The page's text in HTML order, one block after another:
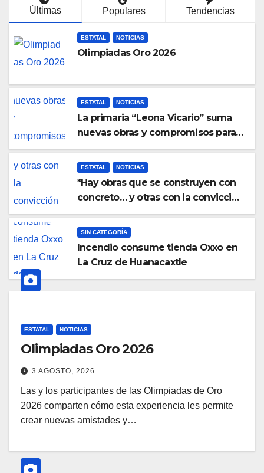
Últimas Populares Tendencias
ESTATAL NOTICIAS
Olimpiadas Oro 2026
ESTATAL NOTICIAS
La primaria “Leona Vicario” suma
nuevas obras y compromisos para
fortalecer su infraestructura
ESTATAL NOTICIAS
*Hay obras que se construyen con
concreto… y otras con la convicción
de brindar una mejor atención a
quienes más lo necesitan.*
SIN CATEGORÍA
Incendio consume tienda Oxxo en
La Cruz de Huanacaxtle
ESTATAL NOTICIAS
Olimpiadas Oro 2026
3 AGOSTO, 2026
Las y los participantes de las Olimpiadas de Oro
2026 comparten cómo esta experiencia les permite
crear nuevas amistades y…